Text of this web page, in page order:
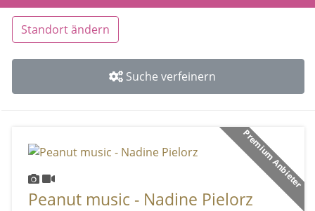
Standort ändern
Suche verfeinern
Premium Anbieter
Peanut music - Nadine Pielorz